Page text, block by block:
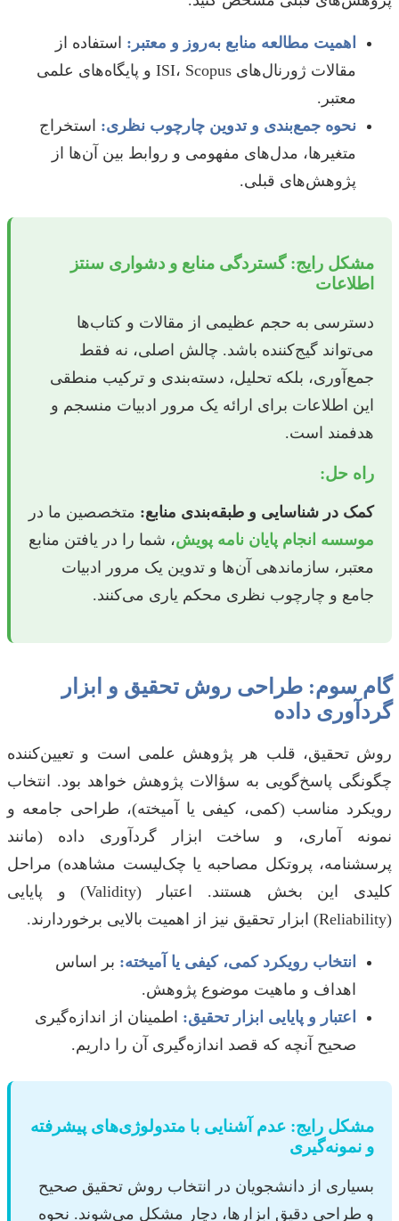
اهمیت مطالعه منابع به‌روز و معتبر: استفاده از
مقالات ژورنال‌های ISI، Scopus و پایگاه‌های علمی
معتبر.
نحوه جمع‌بندی و تدوین چارچوب نظری: استخراج
متغیرها، مدل‌های مفهومی و روابط بین آن‌ها از
پژوهش‌های قبلی.
مشکل رایج: گستردگی منابع و دشواری سنتز
اطلاعات
دسترسی به حجم عظیمی از مقالات و کتاب‌ها
می‌تواند گیج‌کننده باشد. چالش اصلی، نه فقط
جمع‌آوری، بلکه تحلیل، دسته‌بندی و ترکیب منطقی
این اطلاعات برای ارائه یک مرور ادبیات منسجم و
هدفمند است.
راه حل:
کمک در شناسایی و طبقه‌بندی منابع: متخصصین ما در
موسسه انجام پایان نامه پویش، شما را در یافتن منابع
معتبر، سازماندهی آن‌ها و تدوین یک مرور ادبیات
جامع و چارچوب نظری محکم یاری می‌کنند.
گام سوم: طراحی روش تحقیق و ابزار
گردآوری داده
روش تحقیق، قلب هر پژوهش علمی است و تعیین‌کننده
چگونگی پاسخ‌گویی به سؤالات پژوهش خواهد بود. انتخاب
رویکرد مناسب (کمی، کیفی یا آمیخته)، طراحی جامعه و
نمونه آماری، و ساخت ابزار گردآوری داده (مانند
پرسشنامه، پروتکل مصاحبه یا چک‌لیست مشاهده) مراحل
کلیدی این بخش هستند. اعتبار (Validity) و پایایی
(Reliability) ابزار تحقیق نیز از اهمیت بالایی برخوردارند.
انتخاب رویکرد کمی، کیفی یا آمیخته: بر اساس
اهداف و ماهیت موضوع پژوهش.
اعتبار و پایایی ابزار تحقیق: اطمینان از اندازه‌گیری
صحیح آنچه که قصد اندازه‌گیری آن را داریم.
مشکل رایج: عدم آشنایی با متدولوژی‌های پیشرفته
و نمونه‌گیری
بسیاری از دانشجویان در انتخاب روش تحقیق صحیح
و طراحی دقیق ابزارها، دچار مشکل می‌شوند. نحوه